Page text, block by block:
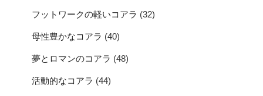
フットワークの軽いコアラ (32)
母性豊かなコアラ (40)
夢とロマンのコアラ (48)
活動的なコアラ (44)